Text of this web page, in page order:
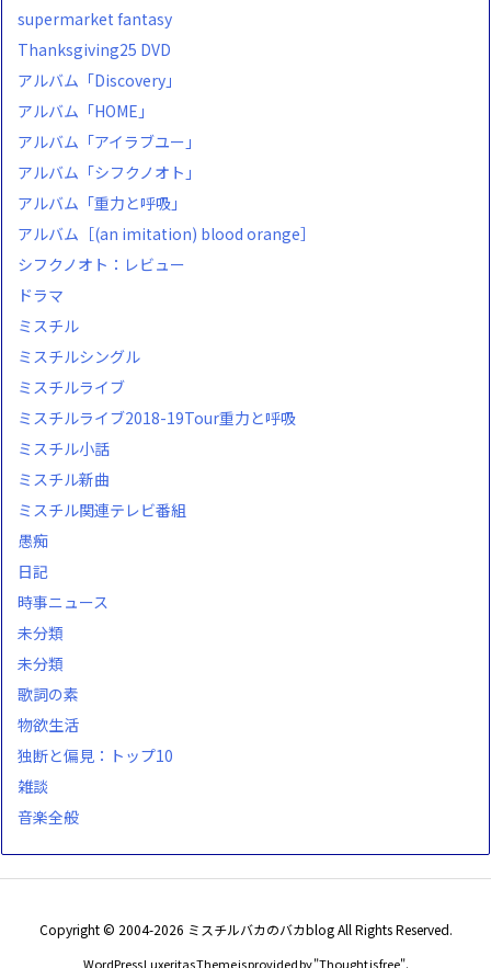
supermarket fantasy
Thanksgiving25 DVD
アルバム「Discovery」
アルバム「HOME」
アルバム「アイラブユー」
アルバム「シフクノオト」
アルバム「重力と呼吸」
アルバム［(an imitation) blood orange］
シフクノオト：レビュー
ドラマ
ミスチル
ミスチルシングル
ミスチルライブ
ミスチルライブ2018-19Tour重力と呼吸
ミスチル小話
ミスチル新曲
ミスチル関連テレビ番組
愚痴
日記
時事ニュース
未分類
未分類
歌詞の素
物欲生活
独断と偏見：トップ10
雑談
音楽全般
Copyright © 2004-2026 ミスチルバカのバカblogAll Rights Reserved.
WordPress Luxeritas Theme is provided by "Thought is free".